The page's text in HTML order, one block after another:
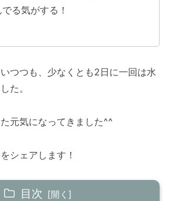
る気がする！
つつも、少なくとも2日に一回は水
た。
元気になってきました^^
シェアします！
目次